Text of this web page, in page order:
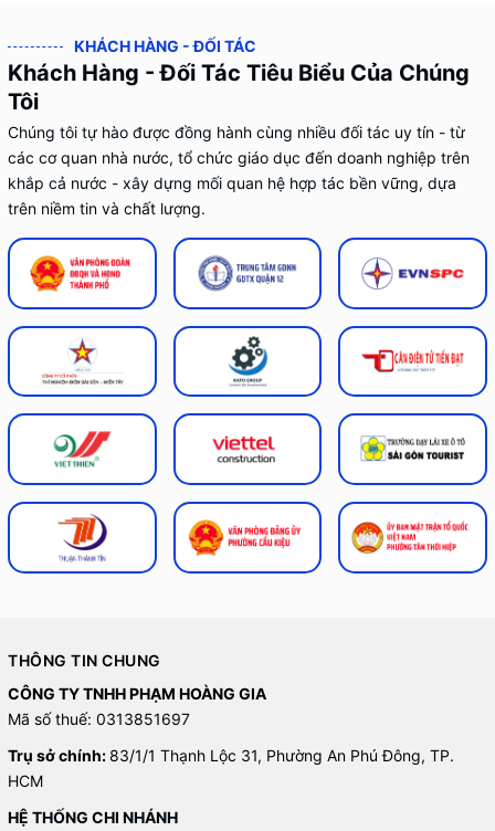
KHÁCH HÀNG - ĐỐI TÁC
Khách Hàng - Đối Tác Tiêu Biểu Của Chúng
Tôi
Chúng tôi tự hào được đồng hành cùng nhiều đối tác uy tín - từ
các cơ quan nhà nước, tổ chức giáo dục đến doanh nghiệp trên
khắp cả nước - xây dựng mối quan hệ hợp tác bền vững, dựa
trên niềm tin và chất lượng.
THÔNG TIN CHUNG
CÔNG TY TNHH PHẠM HOÀNG GIA
Mã số thuế: 0313851697
Trụ sở chính: 83/1/1 Thạnh Lộc 31, Phường An Phú Đông, TP.
HCM
HỆ THỐNG CHI NHÁNH